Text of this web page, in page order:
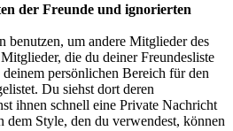
der Freunde und ignorierten
benutzen, um andere Mitglieder des
die du deiner Freundesliste
persönlichen Bereich für den
Du siehst dort deren
ihnen schnell eine Private Nachricht
dem Style, den du verwendest, können